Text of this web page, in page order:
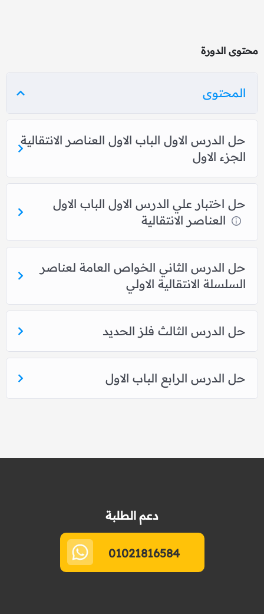
محتوى الدورة
المحتوى
حل الدرس الاول الباب الاول العناصر الانتقالية
الجزء الاول
حل اختبار علي الدرس الاول الباب الاول
حل الدرس الثاني الخواص العامة لعناصر
السلسلة الانتقالية الاولي
حل الدرس الثالث فلز الحديد
حل الدرس الرابع الباب الاول
دعم الطلبة
01021816584